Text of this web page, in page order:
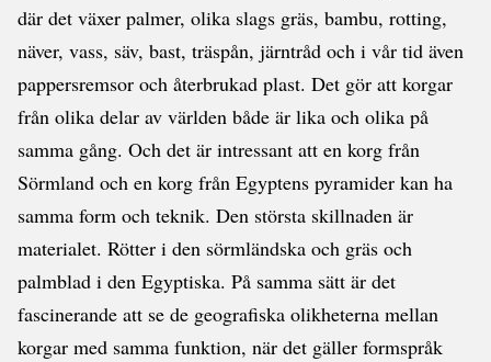
där det växer palmer, olika slags gräs, bambu, rotting,
näver, vass, säv, bast, träspån, järntråd och i vår tid även
pappersremsor och återbrukad plast. Det gör att korgar
från olika delar av världen både är lika och olika på
samma gång. Och det är intressant att en korg från
Sörmland och en korg från Egyptens pyramider kan ha
samma form och teknik. Den största skillnaden är
materialet. Rötter i den sörmländska och gräs och
palmblad i den Egyptiska. På samma sätt är det
fascinerande att se de geografiska olikheterna mellan
korgar med samma funktion, när det gäller formspråk